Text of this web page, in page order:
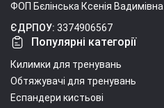
ФОП Бєлінська Ксенія Вадимівна
ЄДРПОУ: 3374906567
Популярні категорії
Килимки для тренувань
Обтяжувачі для тренувань
Еспандери кистьові